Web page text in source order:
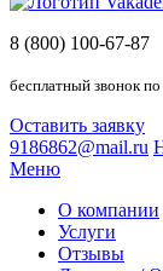
8 (800) 100-67-87
бесплатный звонок
Оставить заявку
9186862@mail.ru
Меню
О компании
Услуги
Отзывы